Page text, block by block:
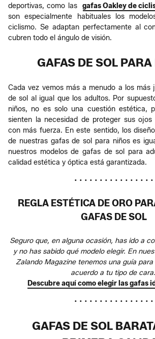
deportivas, como lasgafas Oakley de
son especialmente habituales los
ciclismo. Se adaptan perfectamente al
cubren todo el ángulo de visión.
GAFAS DE SOL
Cada vez vemos más a menudo a los más
de sol al igual que los adultos. Por
niños, no es solo una cuestión estética,
sienten la necesidad de proteger sus
con más fuerza. En este sentido, los
de nuestras gafas de sol para niños es
nuestros modelos de gafas de sol para
calidad estética y óptica está garantizada.
• • • • • • • • • • • • • • • •
REGLA ESTÉTICA DE ORO
GAFAS DE SOL
Seguro que, en alguna ocasión, has ido a
y no has sabido qué modelo elegir. En
Zalando Magazine tenemos una guía
acuerdo a tu tipo de cara.
Descubre aquí como elegir las gafas
• • • • • • • • • • • • • • • •
GAFAS DE SOL